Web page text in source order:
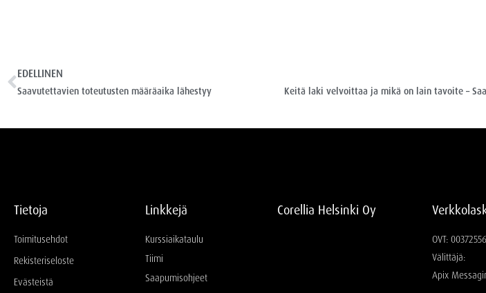
EDELLINEN
Saavutettavien toteutusten määräaika lähestyy Keitä laki velvoittaa ja mikä on lain tavoite –
Tietoja
Toimitusehdot
Rekisteriseloste
Evästeistä
Linkkejä
Kurssiaikataulu
Tiimi
Saapumisohjeet
Corellia Helsinki Oy
OVT:
Välittäjä:
Apix